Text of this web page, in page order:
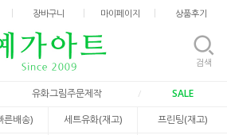
장바구니 마이페이지 상품후기
검색
유화그림주문제작
SALE
른배송) 세트유화(재고)
프린팅(재고)